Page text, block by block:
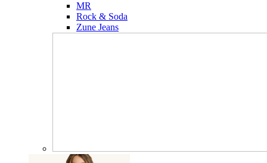
MR
Rock & Soda
Zune Jeans